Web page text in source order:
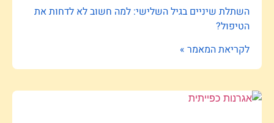
השתלת שיניים בגיל השלישי: למה חשוב לא לדחות את
הטיפול?
לקריאת המאמר »